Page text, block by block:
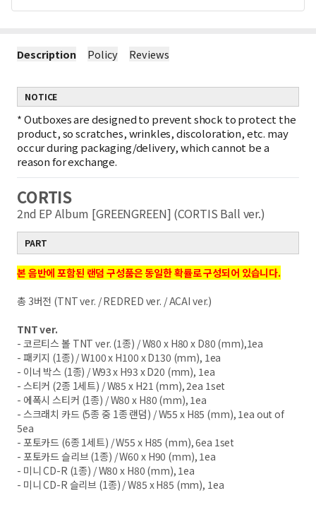
Description Policy Reviews
NOTICE
*Outboxes are designed to prevent shock to protect the
product, so scratches, wrinkles, discoloration, etc. may
occur during packaging/delivery, which cannot be a
reason for exchange.
CORTIS
2nd EP Album [GREENGREEN] (CORTIS Ball ver.)
PART
본 음반에 포함된 랜덤 구성품은 동일한 확률로 구성되어 있습니다.
총 3버전 (TNT ver. / REDRED ver. / ACAI ver.)
TNT ver.
- 코르티스 볼 TNT ver. (1종) / W80 x H80 x D80 (mm),1ea
- 패키지 (1종) / W100 x H100 x D130 (mm), 1ea
- 이너 박스 (1종) / W93 x H93 x D20 (mm), 1ea
- 스티커 (2종 1세트) / W85 x H21 (mm), 2ea 1set
- 에폭시 스티커 (1종) / W80 x H80 (mm), 1ea
- 스크래치 카드 (5종 중 1종 랜덤) / W55 x H85 (mm), 1ea out of
5ea
- 포토카드 (6종 1세트) / W55 x H85 (mm), 6ea 1set
- 포토카드 슬리브 (1종) / W60 x H90 (mm), 1ea
- 미니 CD-R (1종) / W80 x H80 (mm), 1ea
- 미니 CD-R 슬리브 (1종) / W85 x H85 (mm), 1ea